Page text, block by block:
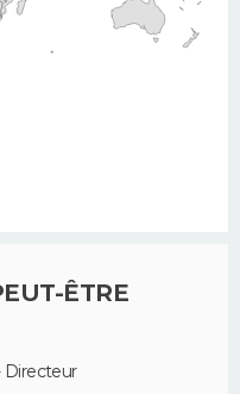
ÊTRE
Directeur